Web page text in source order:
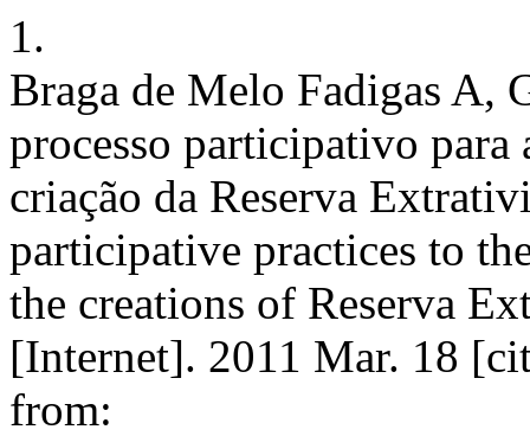
1.
Braga de Melo Fadigas A,
processo participativo para
criação da Reserva
participative practices to
the creations of Reserva
[Internet]. 2011 Mar. 18
from: